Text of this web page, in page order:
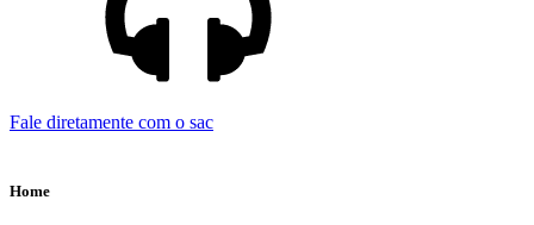
Fale diretamente com o sac
Home